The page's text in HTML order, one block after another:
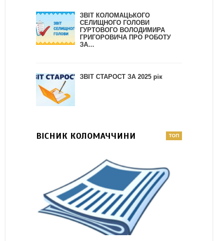
ЗВІТ КОЛОМАЦЬКОГО
СЕЛИЩНОГО ГОЛОВИ
ГУРТОВОГО ВОЛОДИМИРА
ГРИГОРОВИЧА ПРО РОБОТУ
ЗА…
ЗВІТ СТАРОСТ ЗА 2025 рік
ВІСНИК КОЛОМАЧЧИНИ